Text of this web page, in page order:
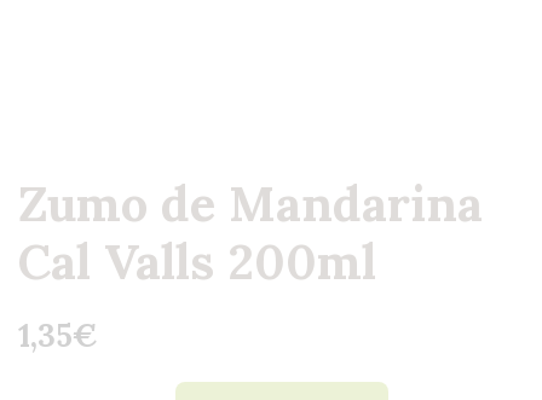
Zumo de Mandarina
Cal Valls 200ml
1,35€